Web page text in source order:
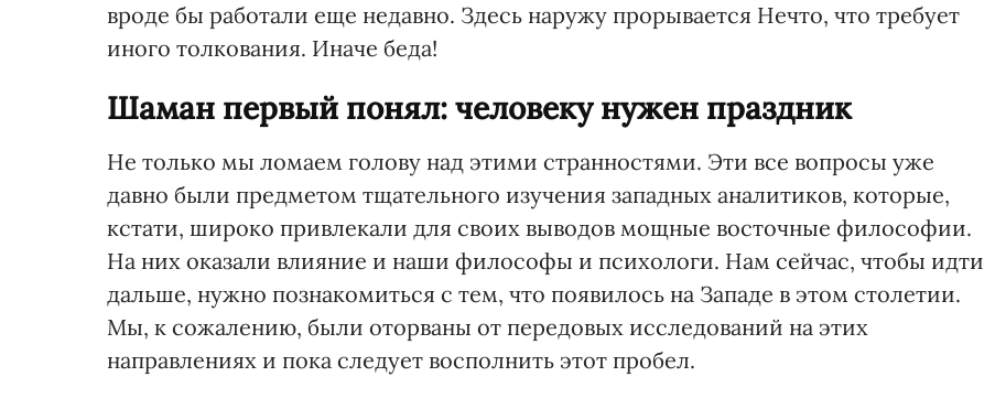
вроде бы работали еще недавно. Здесь наружу прорывается Нечто, что требует
иного толкования. Иначе беда!
Шаман первый понял: человеку нужен праздник
Не только мы ломаем голову над этими странностями. Эти все вопросы уже
давно были предметом тщательного изучения западных аналитиков, которые,
кстати, широко привлекали для своих выводов мощные восточные философии.
На них оказали влияние и наши философы и психологи. Нам сейчас, чтобы идти
дальше, нужно познакомиться с тем, что появилось на Западе в этом столетии.
Мы, к сожалению, были оторваны от передовых исследований на этих
направлениях и пока следует восполнить этот пробел.